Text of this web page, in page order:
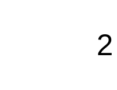
2